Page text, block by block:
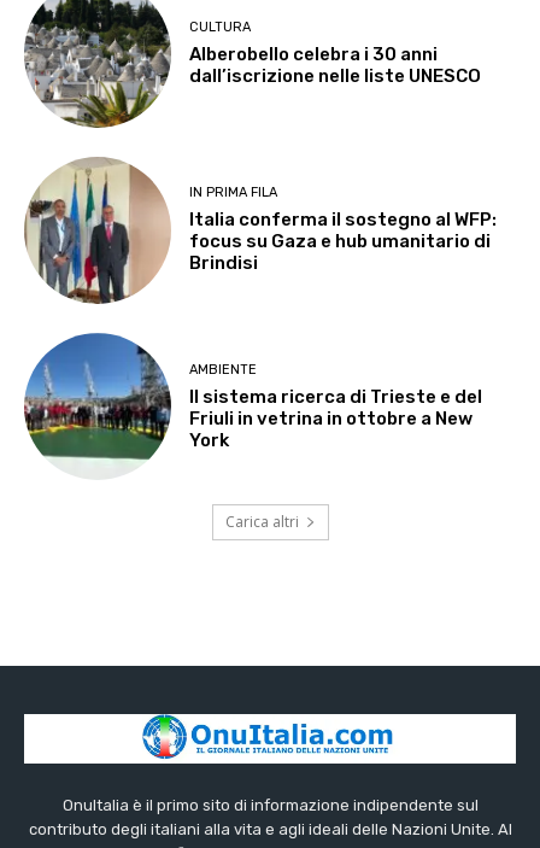
CULTURA
Alberobello celebra i 30 anni
dall’iscrizione nelle liste UNESCO
IN PRIMA FILA
Italia conferma il sostegno al WFP:
focus su Gaza e hub umanitario di
Brindisi
AMBIENTE
Il sistema ricerca di Trieste e del
Friuli in vetrina in ottobre a New
York
Carica altri
OnuItalia è il primo sito di informazione indipendente sul
contributo degli italiani alla vita e agli ideali delle Nazioni Unite. Al